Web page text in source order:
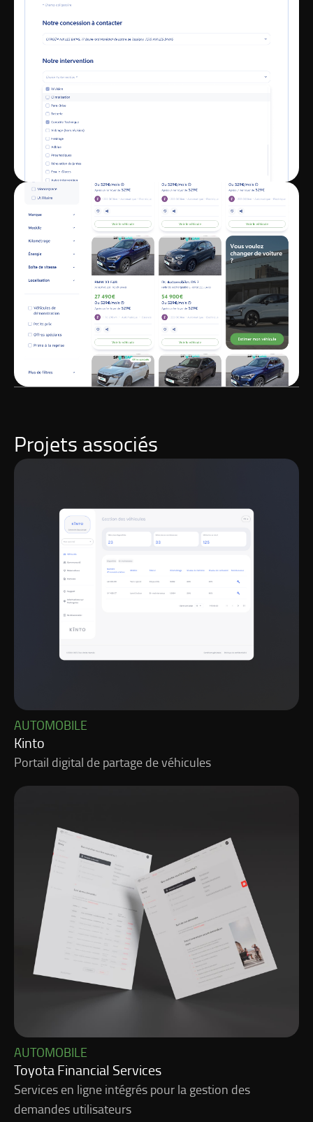
Projets associés
Kinto
AUTOMOBILE
Portail digital de partage de véhicules
Toyota Financial Services
AUTOMOBILE
Services en ligne intégrés pour la gestion des
demandes utilisateurs